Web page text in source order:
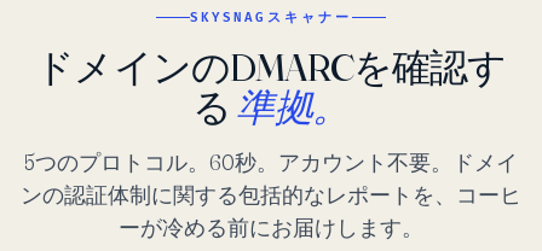
SKYSNAGスキャナー
ドメインのDMARCを確認す
る 準拠。
5つのプロトコル。60秒。アカウント不要。ドメイ
ンの認証体制に関する包括的なレポートを、コーヒ
ーが冷める前にお届けします。